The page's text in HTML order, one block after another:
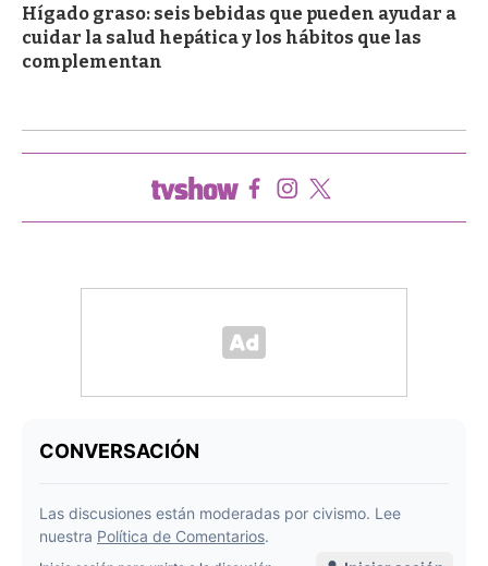
Hígado graso: seis bebidas que pueden ayudar a
cuidar la salud hepática y los hábitos que las
complementan